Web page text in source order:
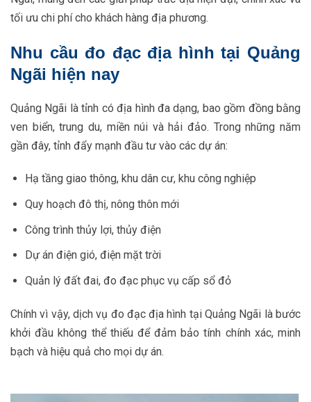
tối ưu chi phí cho khách hàng địa phương.
Nhu cầu đo đạc địa hình tại Quảng
Ngãi hiện nay
Quảng Ngãi là tỉnh có địa hình đa dạng, bao gồm đồng bằng
ven biển, trung du, miền núi và hải đảo. Trong những năm
gần đây, tỉnh đẩy mạnh đầu tư vào các dự án:
Hạ tầng giao thông, khu dân cư, khu công nghiệp
Quy hoạch đô thị, nông thôn mới
Công trình thủy lợi, thủy điện
Dự án điện gió, điện mặt trời
Quản lý đất đai, đo đạc phục vụ cấp sổ đỏ
Chính vì vậy, dịch vụ đo đạc địa hình tại Quảng Ngãi là bước
khởi đầu không thể thiếu để đảm bảo tính chính xác, minh
bạch và hiệu quả cho mọi dự án.